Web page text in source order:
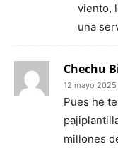
viento,
una
Chechu
12 mayo 2025
Pues he
millones